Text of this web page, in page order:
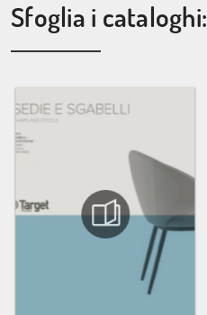
Sfoglia i cataloghi: